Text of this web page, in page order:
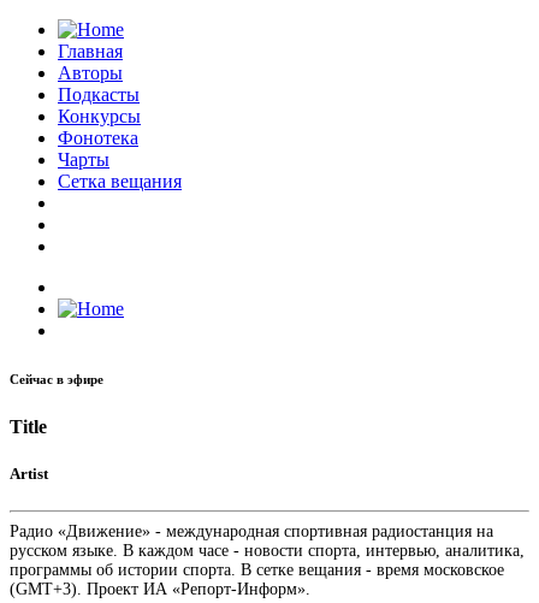
Главная
Авторы
Подкасты
Конкурсы
Фонотека
Чарты
Сетка вещания
Сейчас в эфире
Title
Artist
Радио «Движение» - международная спортивная радиостанция на
русском языке. В каждом часе - новости спорта, интервью, аналитика,
программы об истории спорта. В сетке вещания - время московское
(GMT+3). Проект ИА «Репорт-Информ».